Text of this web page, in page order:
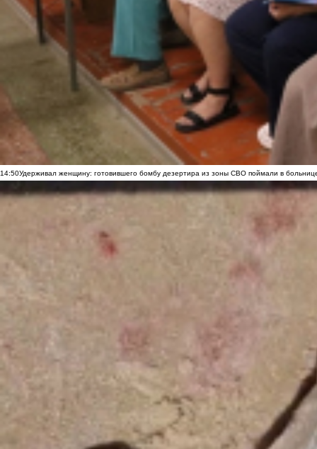
14:50Удерживал женщину: готовившего бомбу дезертира из зоны СВО поймали в